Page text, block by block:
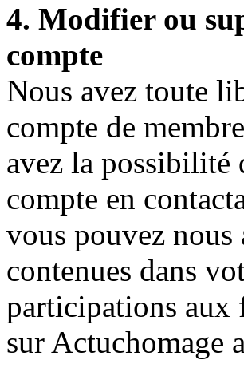
4. Modifier ou
compte
Nous avez toute
compte de
avez la possibilité
compte en
vous pouvez
contenues dans
participations aux
sur Actuchomage